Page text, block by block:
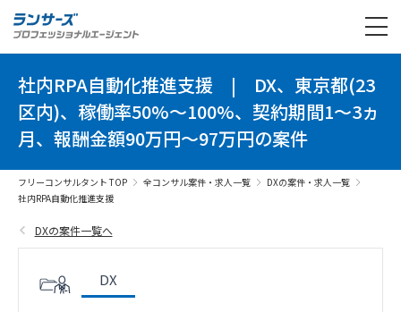
社内RPA自動化推進支援 | DX、東京都(23
区内)、稼働率50%～100%、契約期間1～3ヵ
月、報酬金額90万円～97万円の案件
フリーコンサルタント TOP 全コンサル案件・求人一覧
DXの案件・求人一覧
社内RPA自動化推進支援
DXの案件一覧へ
DX